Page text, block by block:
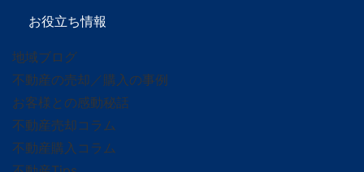
お役立ち情報
地域ブログ
不動産の売却／購入の事例
お客様との感動秘話
不動産売却コラム
不動産購入コラム